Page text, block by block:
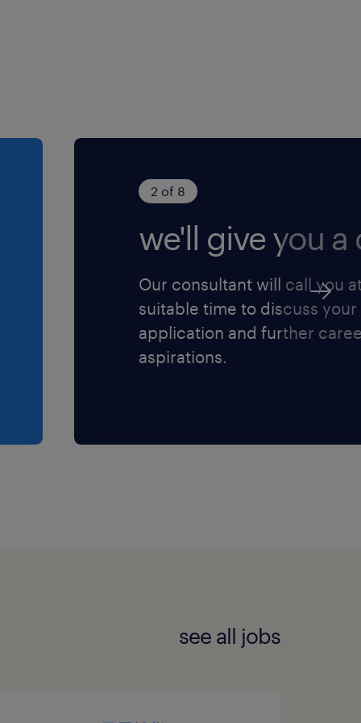
2 of 8
we'll give you a
Our consultant will call you
suitable time to discuss your
application and further
aspirations.
see all jobs